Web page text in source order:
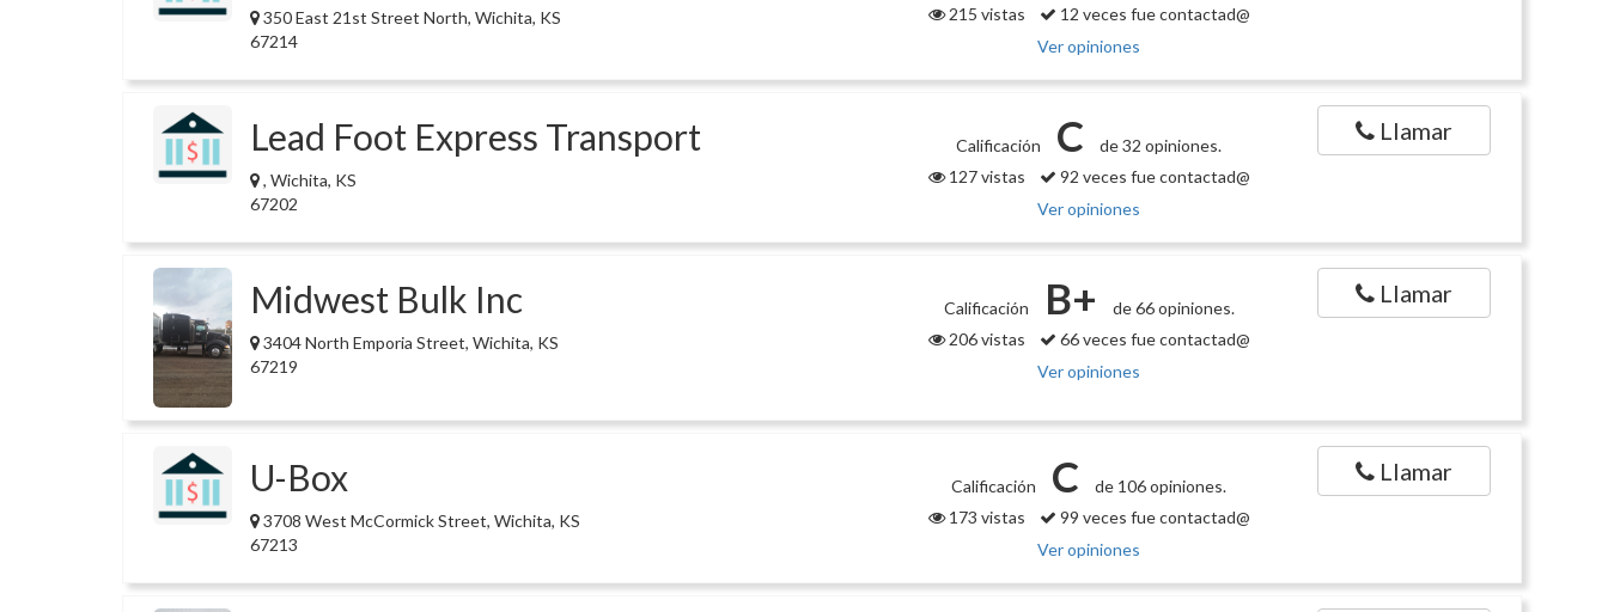
350 East 21st Street North, Wichita, KS
67214
215 vistas
12 veces fue contactad@
Ver opiniones
Lead Foot Express Transport
, Wichita, KS
67202
Calificación C
de 32 opiniones.
127 vistas
92 veces fue contactad@
Ver opiniones
Llamar
Midwest Bulk Inc
3404 North Emporia Street, Wichita, KS
67219
Calificación B+
de 66 opiniones.
206 vistas
66 veces fue contactad@
Ver opiniones
Llamar
U-Box
3708 West McCormick Street, Wichita, KS
67213
Calificación C
de 106 opiniones.
173 vistas
99 veces fue contactad@
Ver opiniones
Llamar